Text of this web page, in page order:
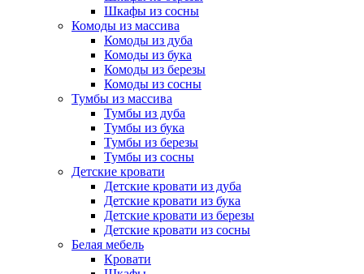
Шкафы из сосны
Комоды из массива
Комоды из дуба
Комоды из бука
Комоды из березы
Комоды из сосны
Тумбы из массива
Тумбы из дуба
Тумбы из бука
Тумбы из березы
Тумбы из сосны
Детские кровати
Детские кровати из дуба
Детские кровати из бука
Детские кровати из березы
Детские кровати из сосны
Белая мебель
Кровати